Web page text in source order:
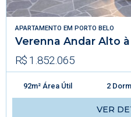
APARTAMENTO EM PORTO BELO
Verenna Andar Alto
R$ 1.852.065
92m² Área Útil 2
VER